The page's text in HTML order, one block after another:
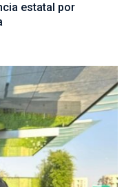
estatal por